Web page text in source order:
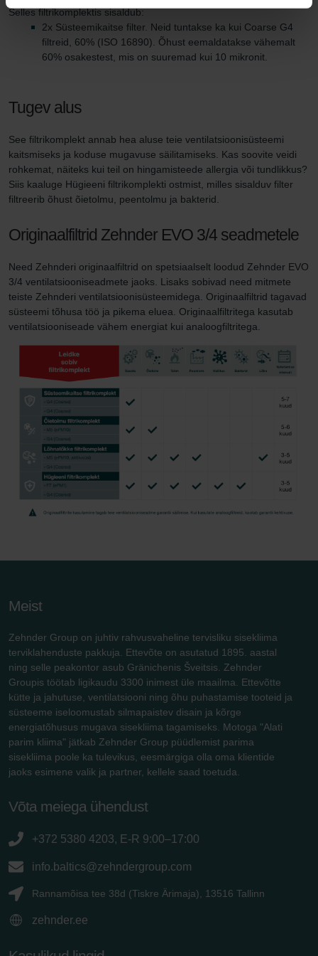
Selles filtrikomplektis sisaldub:
2x Süsteemikaitse filter. Neid tuntakse ka kui Coarse G4
filtreid, 60% (ISO 16890). Õhust eemaldatakse vähemalt
60% osakestest, mis on suuremad kui 10 mikronit.
Tugev alus
See filtrikomplekt annab hea aluse teie ventilatsioonisüsteemi
kaitsmiseks ja koduse mugavuse säilitamiseks. Kas soovite veidi
rohkemat, näiteks kui teil on hingamisteede allergia või tundlikkus?
Siis kaaluge Hügieeni filtrikomplekti ostmist, milles sisalduv filter
filtreerib õhust õietolmu, peentolmu ja bakterid.
Originaalfiltrid Zehnder EVO 3/4 seadmetele
Need Zehnderi originaalfiltrid on spetsiaalselt loodud Zehnder EVO
3/4 ventilatsiooniseadmete jaoks. Lisaks sobivad need mitmete
teiste Zehnderi ventilatsioonisüsteemidega. Originaalfiltrid tagavad
süsteemi tõhusa töö ja pikema eluea. Originaalfiltritega kasutab
ventilatsiooniseade vähem energiat kui analoogfiltritega.
Meist
Zehnder Group on juhtiv rahvusvaheline tervisliku sisekliima
terviklahenduste pakkuja. Ettevõte on asutatud 1895. aastal
ning selle peakontor asub Gränichenis Šveitsis. Zehnder
Groupis töötab ligikaudu 3300 inimest üle maailma. Ettevõtte
kütte ja jahutuse, ventilatsiooni ning õhu puhastamise tooteid ja
süsteeme iseloomustab silmapaistev disain ja kõrge
energiatõhusus mugava sisekliima tagamiseks. Motoga "Alati
parim kliima" jätkab Zehnder Group püüdlemist parima
sisekliima poole ka tulevikus, eesmärgiga olla oma klientide
jaoks esimene valik ja partner, kellele saad toetuda.
Võta meiega ühendust
+372 5380 4203, E-R 9:00–17:00
info.baltics@zehndergroup.com
Rannamõisa tee 38d (Tiskre Ärimaja), 13516 Tallinn
zehnder.ee